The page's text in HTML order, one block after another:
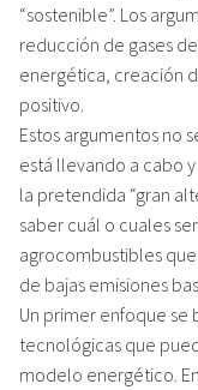
“sostenible”. Los
reducción de gases
energética, creación
positivo.
Estos argumentos no
está llevando a cabo
la pretendida “gran
saber cuál o cuales
agrocombustibles
de bajas emisiones
Un primer enfoque se
tecnológicas que
modelo energético.